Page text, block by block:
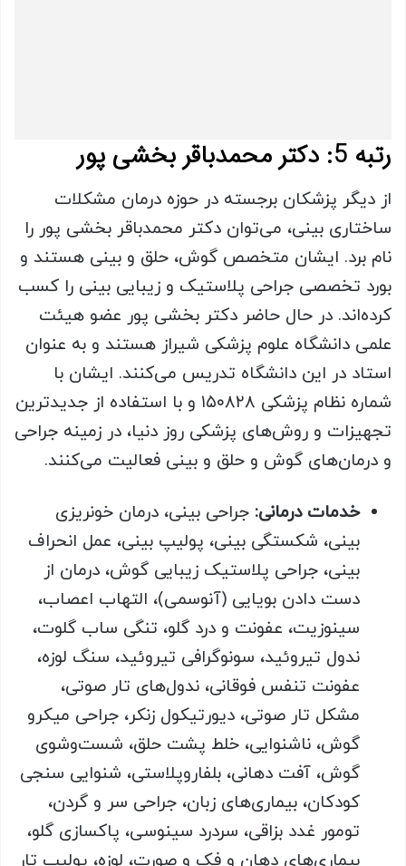
رتبه 5: دکتر محمدباقر بخشی پور
از دیگر پزشکان برجسته در حوزه درمان مشکلات
ساختاری بینی، می‌توان دکتر محمدباقر بخشی پور را
نام برد. ایشان متخصص گوش، حلق و بینی هستند و
بورد تخصصی جراحی پلاستیک و زیبایی بینی را کسب
کرده‌اند. در حال حاضر دکتر بخشی پور عضو هیئت
علمی دانشگاه علوم پزشکی شیراز هستند و به عنوان
استاد در این دانشگاه تدریس می‌کنند. ایشان با
شماره نظام پزشکی ۱۵۰۸۲۸ و با استفاده از جدیدترین
تجهیزات و روش‌های پزشکی روز دنیا، در زمینه جراحی
و درمان‌های گوش و حلق و بینی فعالیت می‌کنند.
خدمات درمانی: جراحی بینی، درمان خونریزی
بینی، شکستگی بینی، پولیپ بینی، عمل انحراف
بینی، جراحی پلاستیک زیبایی گوش، درمان از
دست دادن بویایی (آنوسمی)، التهاب اعصاب،
سینوزیت، عفونت و درد گلو، تنگی ساب گلوت،
ندول تیروئید، سونوگرافی تیروئید، سنگ لوزه،
عفونت تنفس فوقانی، ندول‌های تار صوتی،
مشکل تار صوتی، دیورتیکول زنکر، جراحی میکرو
گوش، ناشنوایی، خلط پشت حلق، شست‌وشوی
گوش، آفت دهانی، بلفاروپلاستی، شنوایی سنجی
کودکان، بیماری‌های زبان، جراحی سر و گردن،
تومور غدد بزاقی، سردرد سینوسی، پاکسازی گلو،
بیماری‌های دهان و فک و صورت، لوزه، پولیپ تار